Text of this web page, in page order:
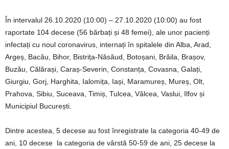
În intervalul 26.10.2020 (10:00) – 27.10.2020 (10:00) au fost
raportate 104 decese (56 bărbați și 48 femei), ale unor pacienți
infectați cu noul coronavirus, internați în spitalele din Alba, Arad,
Argeș, Bacău, Bihor, Bistrița-Năsăud, Botoșani, Brăila, Brașov,
Buzău, Călărași, Caraș-Severin, Constanța, Covasna, Galați,
Giurgiu, Gorj, Harghita, Ialomița, Iași, Maramureș, Mureș, Olt,
Prahova, Sibiu, Suceava, Timiș, Tulcea, Vâlcea, Vaslui, Ilfov și
Municipiul București.
Dintre acestea, 5 decese au fost înregistrate la categoria 40-49 de
ani, 10 decese la categoria de vârstă 50-59 de ani, 25 decese la